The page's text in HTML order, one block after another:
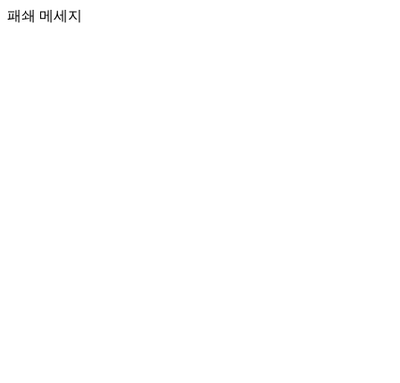
패쇄 메세지